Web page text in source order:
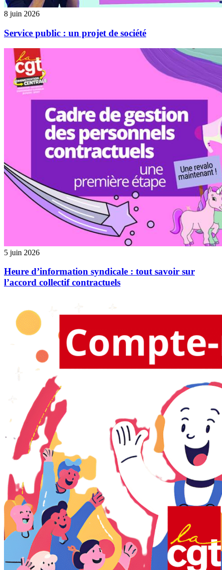
8 juin 2026
Service public : un projet de société
5 juin 2026
Heure d’information syndicale : tout savoir sur
l’accord collectif contractuels